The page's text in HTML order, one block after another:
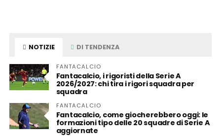
NOTIZIE DI TENDENZA
FANTACALCIO
Fantacalcio, i rigoristi della Serie A
2026/2027: chi tira i rigori squadra per
squadra
FANTACALCIO
Fantacalcio, come giocherebbero oggi: le
formazioni tipo delle 20 squadre di Serie A
aggiornate